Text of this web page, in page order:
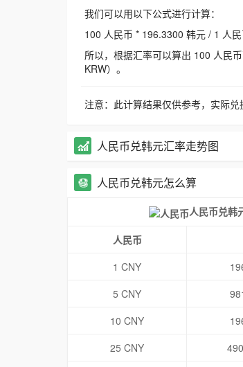
我们可以用以下公式进行计算：
100 人民币 * 196.3300 韩元 / 1 人
所以，根据汇率可以算出 100 人民
KRW）。
注意：此计算结果仅供参考，实际兑
人民币兑韩元汇率走势图
人民币兑韩元怎么算
人民币兑韩
人民币
1 CNY
5 CNY
10 CNY
25 CNY